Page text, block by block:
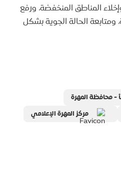
المناطق المنخفضة، ورفع
ومتابعة الحالة الجوية بشكل
- محافظة المهرة
مركز المهرة الإعلامي